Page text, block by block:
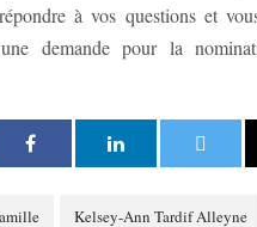
à vos questions et
une demande pour la
Kelsey-Ann Tardif Alleyne